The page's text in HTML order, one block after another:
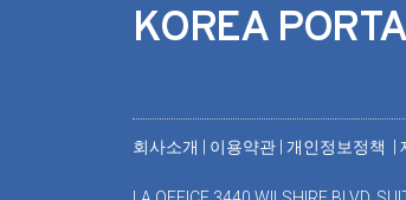
KOREA
회사소개 이용약관 개인정보정책 |